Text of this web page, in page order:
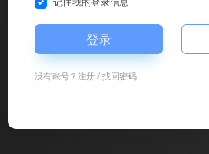
登录
没有账号？注册/找回密码